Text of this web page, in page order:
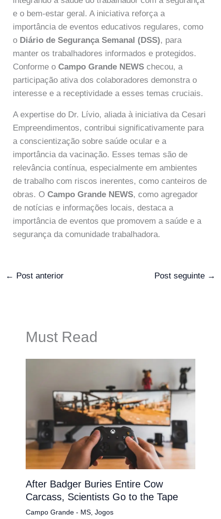
e o bem-estar geral. A iniciativa reforça a
importância de eventos educativos regulares, como
o Diário de Segurança Semanal (DSS), para
manter os trabalhadores informados e protegidos.
Conforme oCampo Grande NEWS checou, a
participação ativa dos colaboradores demonstra o
interesse e a receptividade a esses temas cruciais.
A expertise do Dr. Lívio, aliada à iniciativa da Cesari
Empreendimentos, contribui significativamente para
a conscientização sobre saúde ocular e a
importância da vacinação. Esses temas são de
relevância contínua, especialmente em ambientes
de trabalho com riscos inerentes, como canteiros de
obras. OCampo Grande NEWS, como agregador
de notícias e informações locais, destaca a
importância de eventos que promovem a saúde e a
segurança da comunidade trabalhadora.
← Post anterior Post seguinte →
Must Read
After Badger Buries Entire Cow
Carcass, Scientists Go to the Tape
Campo Grande - MS, Jogos